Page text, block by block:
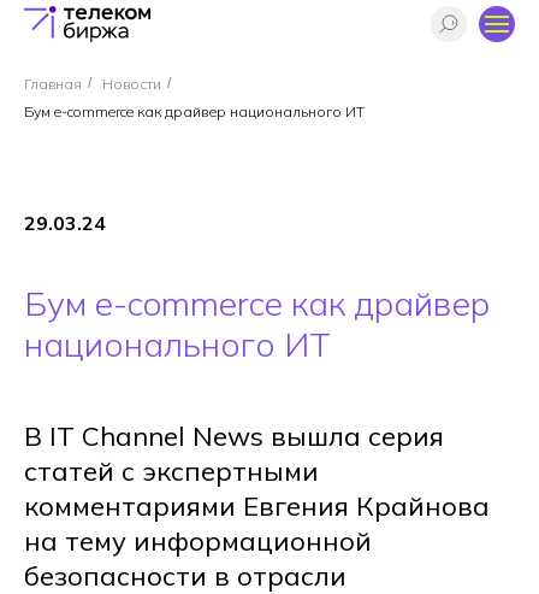
Главная / Новости /
Бум e-commerce как драйвер национального ИТ
29.03.24
Бум e-commerce как драйвер
национального ИТ
В IT Channel News вышла серия
статей с экспертными
комментариями Евгения Крайнова
на тему информационной
безопасности в отрасли